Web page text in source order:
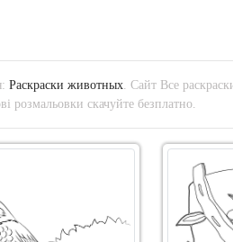
Раскраски животных. Сайт Все
розмальовки скачуйте безплатно.